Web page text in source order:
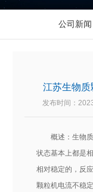
公司新闻
江苏生物质
发布时间：
概述：生物
状态基本上都是
相对稳定的，反
颗粒机电流不稳